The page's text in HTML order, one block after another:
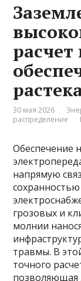
30 мая 2026
распределение
Обеспечение
напрямую
грозовых и
молнии
травмы. В
точного
позволяющая